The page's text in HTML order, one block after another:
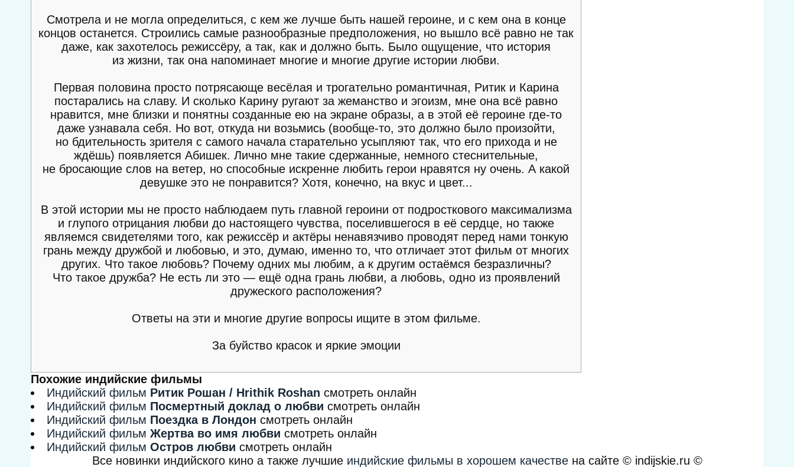
Смотрела и не могла определиться, с кем же лучше быть нашей героине, и с кем она в конце
концов останется. Строились самые разнообразные предположения, но вышло всё равно не так
даже, как захотелось режиссёру, а так, как и должно быть. Было ощущение, что история
из жизни, так она напоминает многие и многие другие истории любви.
Первая половина просто потрясающе весёлая и трогательно романтичная, Ритик и Карина
постарались на славу. И сколько Карину ругают за жеманство и эгоизм, мне она всё равно
нравится, мне близки и понятны созданные ею на экране образы, а в этой её героине где-то
даже узнавала себя. Но вот, откуда ни возьмись (вообще-то, это должно было произойти,
но бдительность зрителя с самого начала старательно усыпляют так, что его прихода и не
ждёшь) появляется Абишек. Лично мне такие сдержанные, немного стеснительные,
не бросающие слов на ветер, но способные искренне любить герои нравятся ну очень. А какой
девушке это не понравится? Хотя, конечно, на вкус и цвет...
В этой истории мы не просто наблюдаем путь главной героини от подросткового максимализма
и глупого отрицания любви до настоящего чувства, поселившегося в её сердце, но также
являемся свидетелями того, как режиссёр и актёры ненавязчиво проводят перед нами тонкую
грань между дружбой и любовью, и это, думаю, именно то, что отличает этот фильм от многих
других. Что такое любовь? Почему одних мы любим, а к другим остаёмся безразличны?
Что такое дружба? Не есть ли это — ещё одна грань любви, а любовь, одно из проявлений
дружеского расположения?
Ответы на эти и многие другие вопросы ищите в этом фильме.
За буйство красок и яркие эмоции
Похожие индийские фильмы
Индийский фильм Ритик Рошан / Hrithik Roshan смотреть онлайн
Индийский фильм Посмертный доклад о любви смотреть онлайн
Индийский фильм Поездка в Лондон смотреть онлайн
Индийский фильм Жертва во имя любви смотреть онлайн
Индийский фильм Остров любви смотреть онлайн
Все новинки индийского кино а также лучшие индийские фильмы в хорошем качествена сайте © indijskie.ru ©